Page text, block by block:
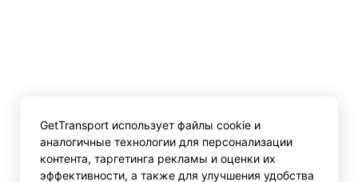
GetTransport использует файлы cookie и
аналогичные технологии для персонализации
контента, таргетинга рекламы и оценки их
эффективности, а также для улучшения удобства